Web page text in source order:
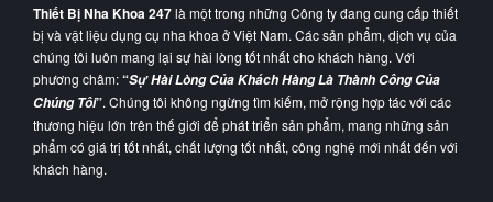
Thiết Bị Nha Khoa 247là một trong những Công ty đang cung cấp thiết
bị và vật liệu dụng cụ nha khoa ở Việt Nam. Các sản phẩm, dịch vụ của
chúng tôi luôn mang lại sự hài lòng tốt nhất cho khách hàng. Với
phương châm:“Sự Hài Lòng Của Khách Hàng Là Thành Công Của
Chúng Tôi”. Chúng tôi không ngừng tìm kiếm, mở rộng hợp tác với các
thương hiệu lớn trên thế giới để phát triển sản phẩm, mang những sản
phẩm có giá trị tốt nhất, chất lượng tốt nhất, công nghệ mới nhất đến với
khách hàng.